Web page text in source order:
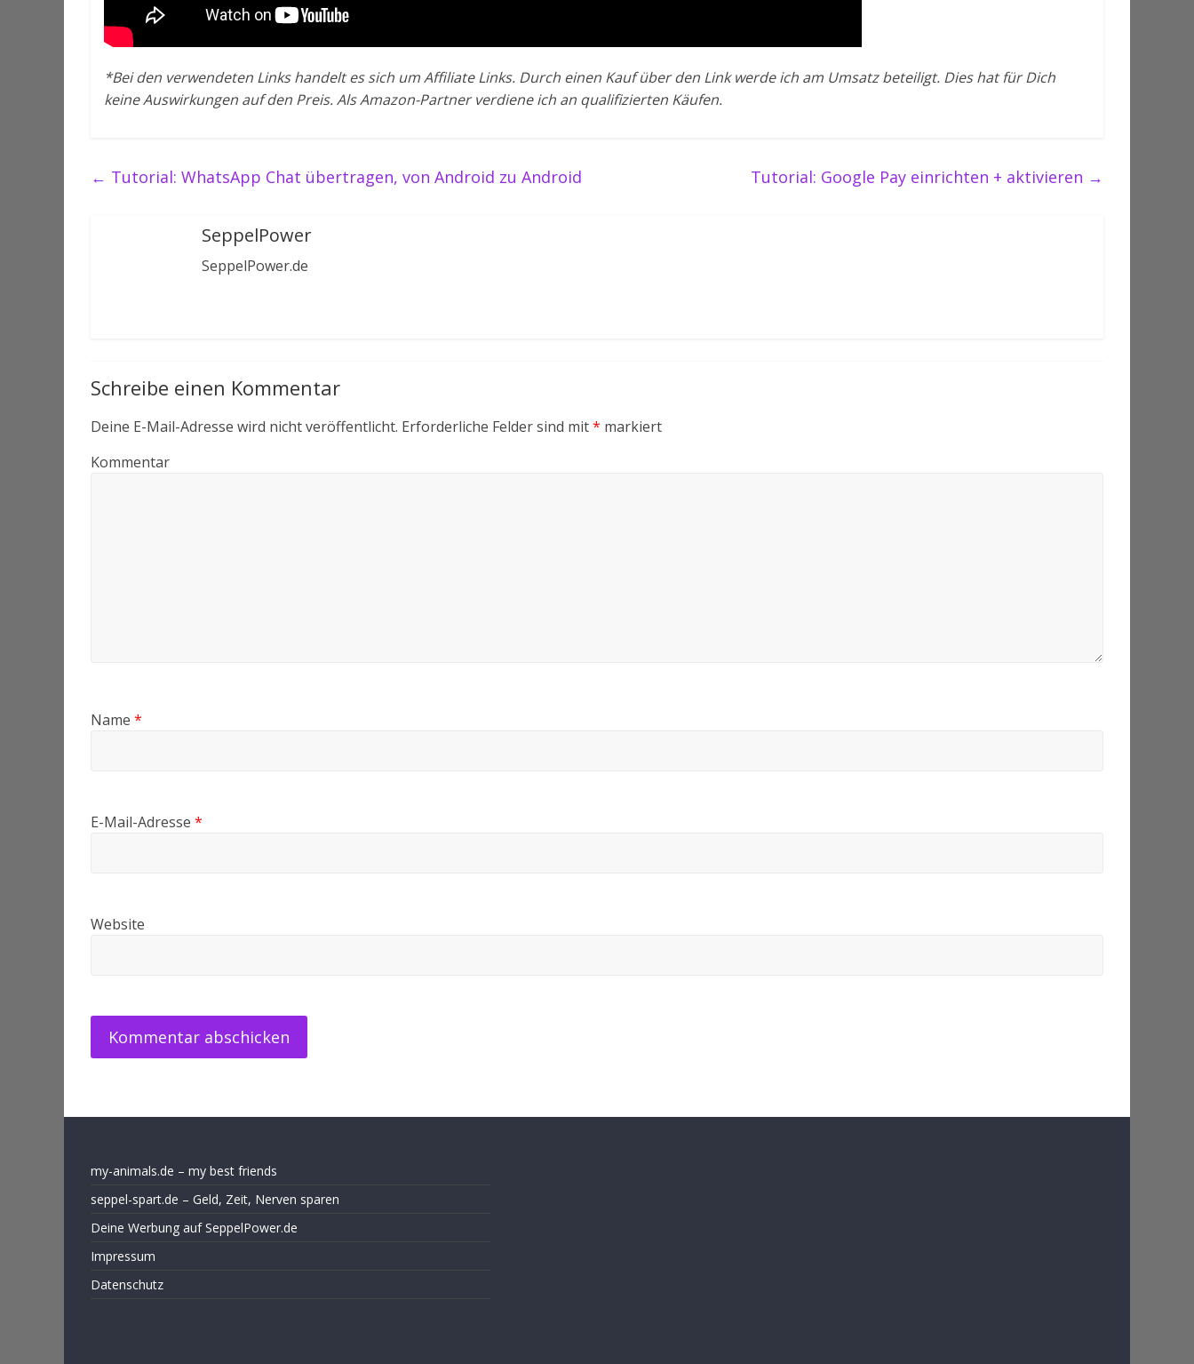
*Bei den verwendeten Links handelt es sich um Affiliate Links. Durch einen Kauf über den Link werde ich am Umsatz beteiligt. Dies hat für Dich
keine Auswirkungen auf den Preis. Als Amazon-Partner verdiene ich an qualifizierten Käufen.
← Tutorial: WhatsApp Chat übertragen, von Android zu Android Tutorial: Google Pay einrichten + aktivieren →
SeppelPower
SeppelPower.de
Schreibe einen Kommentar
Deine E-Mail-Adresse wird nicht veröffentlicht. Erforderliche Felder sind mit* markiert
Kommentar
Name *
E-Mail-Adresse *
Website
my-animals.de – my best friends
seppel-spart.de – Geld, Zeit, Nerven sparen
Deine Werbung auf SeppelPower.de
Impressum
Datenschutz